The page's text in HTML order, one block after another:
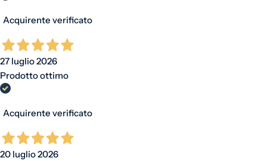
Acquirente verificato
27 luglio 2026
Prodotto ottimo
Acquirente verificato
20 luglio 2026